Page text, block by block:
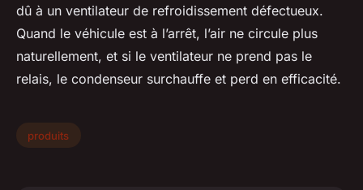
dû à un ventilateur de refroidissement défectueux.
Quand le véhicule est à l’arrêt, l’air ne circule plus
naturellement, et si le ventilateur ne prend pas le
relais, le condenseur surchauffe et perd en efficacité.
produits